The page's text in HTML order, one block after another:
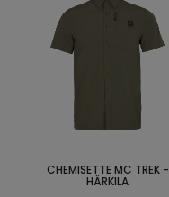
CHEMISETTE MC TREK -
HÄRKILA